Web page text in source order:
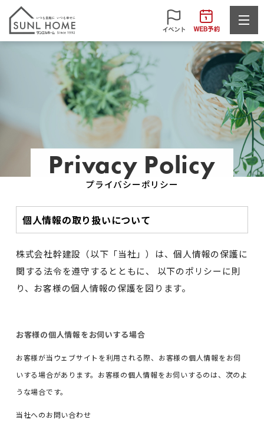
Privacy Policy
プライバシーポリシー
個人情報の取り扱いについて
株式会社幹建設（以下「当社」）は、個人情報の保護に
関する法令を遵守するとともに、 以下のポリシーに則
り、お客様の個人情報の保護を図ります。
お客様の個人情報をお伺いする場合
お客様が当ウェブサイトを利用される際、お客様の個人情報をお伺
いする場合があります。お客様の個人情報をお伺いするのは、次のよ
うな場合です。
当社へのお問い合わせ